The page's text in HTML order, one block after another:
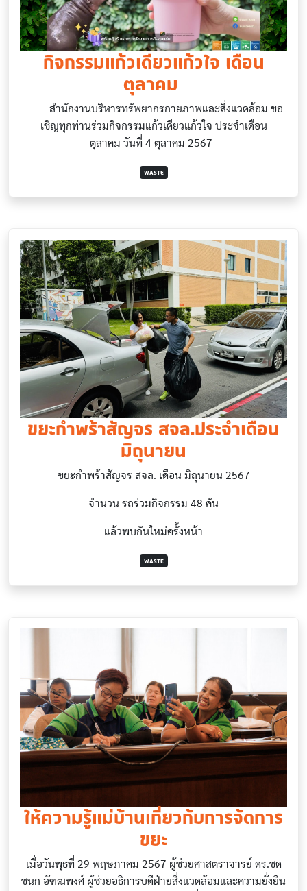
กิจกรรมแก้วเดียวแก้วใจ เดือน
ตุลาคม
สำนักงานบริหารทรัพยากรกายภาพและสิ่งแวดล้อม ขอ
เชิญทุกท่านร่วมกิจกรรมแก้วเดียวแก้วใจ ประจำเดือน
ตุลาคม วันที่ 4 ตุลาคม 2567
WASTE
ขยะกำพร้าสัญจร สจล.ประจำเดือน
มิถุนายน
ขยะกำพร้าสัญจร สจล. เดือน มิถุนายน 2567
จำนวน รถร่วมกิจกรรม​ 48 คัน
แล้วพบกันใหม่ครั้งหน้า
WASTE
ให้ความรู้แม่บ้านเกี่ยวกับการจัดการ
ขยะ
เมื่อวันพุธที่ 29 พฤษภาคม 2567 ผู้ช่วยศาสตราจารย์ ดร.ชด
ชนก อัฑฒพงศ์ ผู้ช่วยอธิการบดีฝ่ายสิ่งแวดล้อมและความยั่งยืน